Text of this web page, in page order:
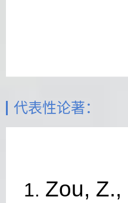
代表性论著：
1. Zou, Z.,